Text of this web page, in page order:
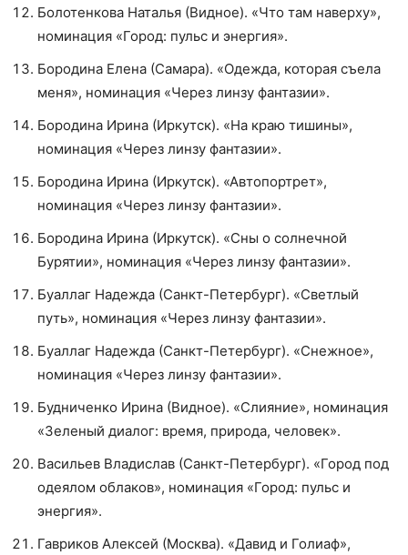
Болотенкова Наталья (Видное). «Что там наверху»,
номинация «Город: пульс и энергия».
Бородина Елена (Самара). «Одежда, которая съела
меня», номинация «Через линзу фантазии».
Бородина Ирина (Иркутск). «На краю тишины»,
номинация «Через линзу фантазии».
Бородина Ирина (Иркутск). «Автопортрет»,
номинация «Через линзу фантазии».
Бородина Ирина (Иркутск). «Сны о солнечной
Бурятии», номинация «Через линзу фантазии».
Буаллаг Надежда (Санкт-Петербург). «Светлый
путь», номинация «Через линзу фантазии».
Буаллаг Надежда (Санкт-Петербург). «Снежное»,
номинация «Через линзу фантазии».
Будниченко Ирина (Видное). «Слияние», номинация
«Зеленый диалог: время, природа, человек».
Васильев Владислав (Санкт-Петербург). «Город под
одеялом облаков», номинация «Город: пульс и
энергия».
Гавриков Алексей (Москва). «Давид и Голиаф»,